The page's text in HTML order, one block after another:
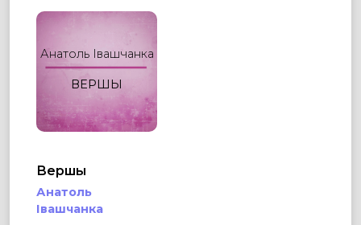
Анатоль Івашчанка
ВЕРШЫ
Вершы
Анатоль
Івашчанка